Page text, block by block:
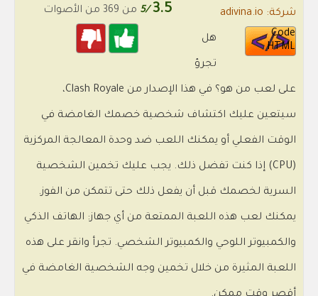
3.5
/5 من 369 من الأصوات
شركة: adivina.io
Code
HTML
هل
تجرؤ
على لعب من هو؟ في هذا الإصدار من Clash Royale،
سيتعين عليك اكتشاف شخصية خصمك الغامضة في
الوقت الفعلي أو يمكنك اللعب ضد وحدة المعالجة المركزية
(CPU) إذا كنت تفضل ذلك. يجب عليك تخمين الشخصية
السرية لخصمك قبل أن يفعل ذلك حتى تتمكن من الفوز.
يمكنك لعب هذه اللعبة الممتعة من أي جهاز: الهاتف الذكي
والكمبيوتر اللوحي والكمبيوتر الشخصي. تجرأ وانقر على هذه
اللعبة المثيرة من خلال تخمين وجه الشخصية الغامضة في